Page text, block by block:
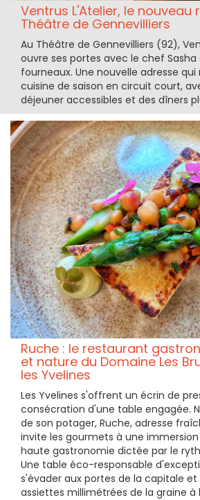
Ventrus L'Atelier, le
Théâtre de Gennevilliers
Au Théâtre de Gennevilliers (92),
ouvre ses portes avec le chef Sasha
fourneaux. Une nouvelle adresse qui
cuisine de saison en circuit court,
déjeuner accessibles et des dîners
Ruche : le restaurant
et nature du Domaine Les
les Yvelines
Les Yvelines s'offrent un écrin de
consécration d'une table engagée.
de son potager, Ruche, adresse
invite les gourmets à une
haute gastronomie dictée par le
Une table éco-responsable
s'évader aux portes de la capitale et
assiettes millimétrées de la graine